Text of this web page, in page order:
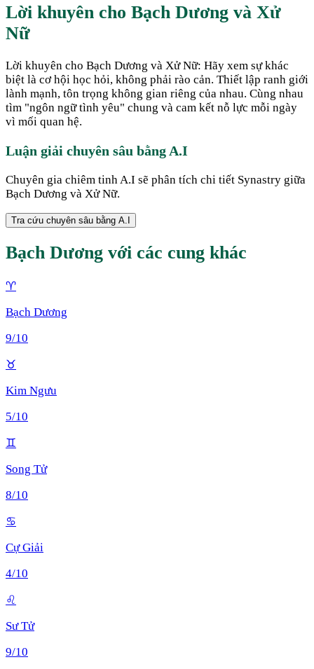
Lời khuyên cho Bạch Dương và Xử
Nữ
Lời khuyên cho Bạch Dương và Xử Nữ: Hãy xem sự khác
biệt là cơ hội học hỏi, không phải rào cản. Thiết lập ranh giới
lành mạnh, tôn trọng không gian riêng của nhau. Cùng nhau
tìm "ngôn ngữ tình yêu" chung và cam kết nỗ lực mỗi ngày
vì mối quan hệ.
Luận giải chuyên sâu bằng A.I
Chuyên gia chiêm tinh A.I sẽ phân tích chi tiết Synastry giữa
Bạch Dương và Xử Nữ.
Tra cứu chuyên sâu bằng A.I
Bạch Dương với các cung khác
♈
Bạch Dương
9/10
♉
Kim Ngưu
5/10
♊
Song Tử
8/10
♋
Cự Giải
4/10
♌
Sư Tử
9/10